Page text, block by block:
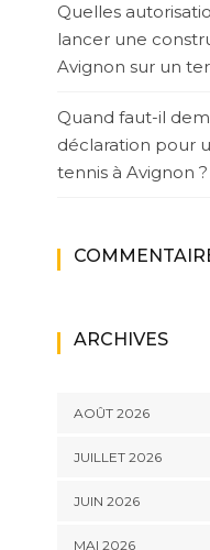
Quelles
lancer une
Avignon sur un
Quand faut-il
déclaration pour
tennis à Avignon ?
ARCHIVES
AOÛT 2026
JUILLET 2026
JUIN 2026
MAI 2026